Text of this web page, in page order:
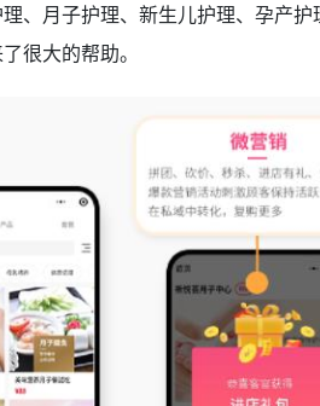
、月子护理、新生儿护理、孕产
很大的帮助。